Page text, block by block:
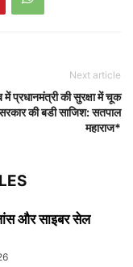
Next article
में प्रधानमंत्री की सुरक्षा में चूक
की बडी साजिश: सतपाल
महाराज*
और साइबर सेल